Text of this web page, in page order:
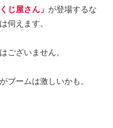
じ屋さん」 が登場するな
伺えます。
ございません。
ブームは激しいかも。